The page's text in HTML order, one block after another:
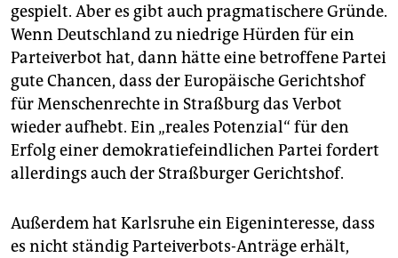
gespielt. Aber es gibt auch pragmatischere Gründe.
Wenn Deutschland zu niedrige Hürden für ein
Parteiverbot hat, dann hätte eine betroffene Partei
gute Chancen, dass der Europäische Gerichtshof
für Menschenrechte in Straßburg das Verbot
wieder aufhebt. Ein „reales Potenzial“ für den
Erfolg einer demokratiefeindlichen Partei fordert
allerdings auch der Straßburger Gerichtshof.
Außerdem hat Karlsruhe ein Eigeninteresse, dass
es nicht ständig Parteiverbots-Anträge erhält,